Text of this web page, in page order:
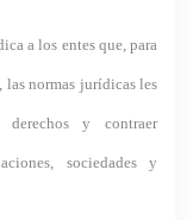
a los entes que, para
normas jurídicas les
y contraer
sociedades y